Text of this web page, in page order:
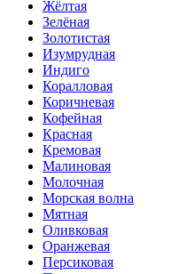
Жёлтая
Зелёная
Золотистая
Изумрудная
Индиго
Коралловая
Коричневая
Кофейная
Красная
Кремовая
Малиновая
Молочная
Морская волна
Мятная
Оливковая
Оранжевая
Персиковая